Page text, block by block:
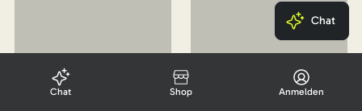
Chat Shop Anmelden
Chat